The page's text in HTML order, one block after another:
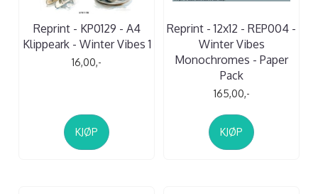
Reprint - KP0129 - A4
Klippeark - Winter Vibes 1
16,00,-
KJØP
Reprint - 12x12 - REP004 -
Winter Vibes
Monochromes - Paper
Pack
165,00,-
KJØP